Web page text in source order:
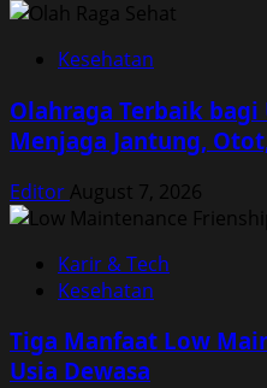
Kesehatan
Olahraga Terbaik bagi
Menjaga Jantung,
Editor August 7, 2026
Karir & Tech
Kesehatan
Tiga Manfaat Low
Usia Dewasa